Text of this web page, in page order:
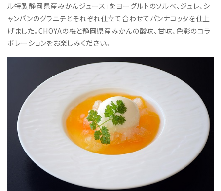
ル特製静岡県産みかんジュース」をヨーグルトのソルベ、ジュレ、シ
ャンパンのグラニテとそれぞれ仕立て合わせてパンナコッタを仕上
げました。CHOYAの梅と静岡県産みかんの酸味、甘味、色彩のコラ
ボレーションをお楽しみください。